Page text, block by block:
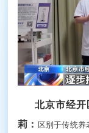
北京市经
莉：
区别于传统